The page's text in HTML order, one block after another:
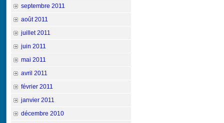
septembre 2011
août 2011
juillet 2011
juin 2011
mai 2011
avril 2011
février 2011
janvier 2011
décembre 2010